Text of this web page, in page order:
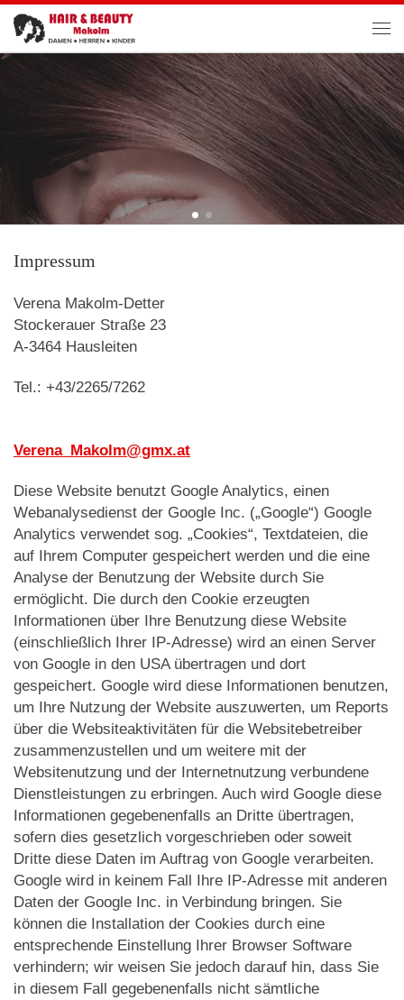
Zum Inhalt springen
Impressum
Verena Makolm-Detter
Stockerauer Straße 23
A-3464 Hausleiten
Tel.: +43/2265/7262
Verena_Makolm@gmx.at
Diese Website benutzt Google Analytics, einen
Webanalysedienst der Google Inc. („Google“) Google
Analytics verwendet sog. „Cookies“, Textdateien, die
auf Ihrem Computer gespeichert werden und die eine
Analyse der Benutzung der Website durch Sie
ermöglicht. Die durch den Cookie erzeugten
Informationen über Ihre Benutzung diese Website
(einschließlich Ihrer IP-Adresse) wird an einen Server
von Google in den USA übertragen und dort
gespeichert. Google wird diese Informationen benutzen,
um Ihre Nutzung der Website auszuwerten, um Reports
über die Websiteaktivitäten für die Websitebetreiber
zusammenzustellen und um weitere mit der
Websitenutzung und der Internetnutzung verbundene
Dienstleistungen zu erbringen. Auch wird Google diese
Informationen gegebenenfalls an Dritte übertragen,
sofern dies gesetzlich vorgeschrieben oder soweit
Dritte diese Daten im Auftrag von Google verarbeiten.
Google wird in keinem Fall Ihre IP-Adresse mit anderen
Daten der Google Inc. in Verbindung bringen. Sie
können die Installation der Cookies durch eine
entsprechende Einstellung Ihrer Browser Software
verhindern; wir weisen Sie jedoch darauf hin, dass Sie
in diesem Fall gegebenenfalls nicht sämtliche